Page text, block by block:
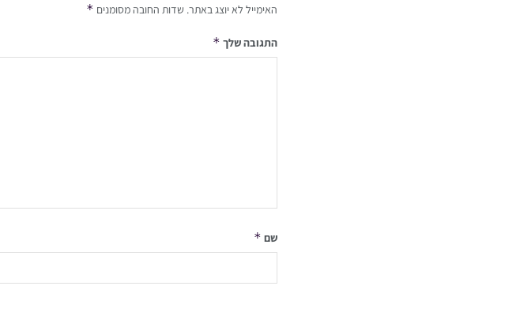
האימייל לא יוצג באתר. שדות החובה מסומנים *
התגובה שלך *
שם *